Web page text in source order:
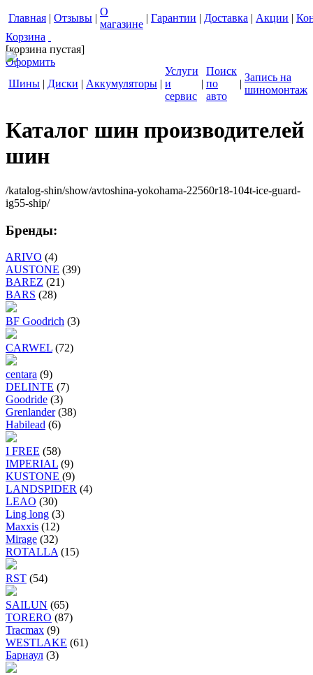
Главная | Отзывы |
О
магазине
| Гарантии | Доставка | Акции |
Корзина
[корзина пустая]
Оформить
Шины | Диски | Аккумуляторы |
Услуги
и
сервис
|
Поиск
по
авто
|
Запись на
шиномонтаж
Каталог шин производителей
шин
/katalog-shin/show/avtoshina-yokohama-22560r18-104t-ice-guard-
ig55-ship/
Бренды:
ARIVO (4)
AUSTONE (39)
BAREZ (21)
BARS (28)
BF Goodrich (3)
CARWEL (72)
centara (9)
DELINTE (7)
Goodride (3)
Grenlander (38)
Habilead (6)
I FREE (58)
IMPERIAL (9)
KUSTONE (9)
LANDSPIDER (4)
LEAO (30)
Ling long (3)
Maxxis (12)
Mirage (32)
ROTALLA (15)
RST (54)
SAILUN (65)
TORERO (87)
Tracmax (9)
WESTLAKE (61)
Барнаул (3)